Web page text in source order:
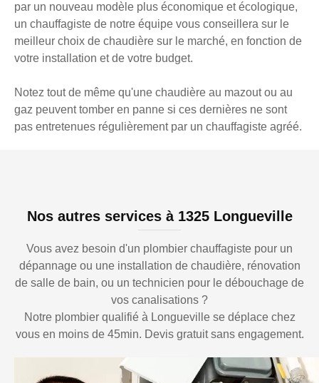
par un nouveau modèle plus économique et écologique,
un chauffagiste de notre équipe vous conseillera sur le
meilleur choix de chaudière sur le marché, en fonction de
votre installation et de votre budget.
Notez tout de même qu'une chaudière au mazout ou au
gaz peuvent tomber en panne si ces dernières ne sont
pas entretenues régulièrement par un chauffagiste agréé.
Nos autres services à 1325 Longueville
Vous avez besoin d'un plombier chauffagiste pour un
dépannage ou une installation de chaudière, rénovation
de salle de bain, ou un technicien pour le débouchage de
vos canalisations ?
Notre plombier qualifié à Longueville se déplace chez
vous en moins de 45min. Devis gratuit sans engagement.